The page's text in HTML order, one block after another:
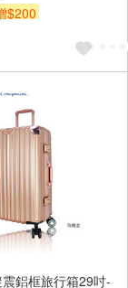
$200
鋁框旅行箱29吋-